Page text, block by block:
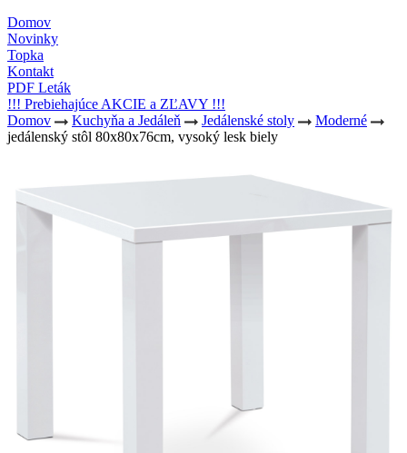
Domov
Novinky
Topka
Kontakt
PDF Leták
!!! Prebiehajúce AKCIE a ZĽAVY !!!
Domov
Kuchyňa a Jedáleň Jedálenské stoly
Moderné
jedálenský stôl 80x80x76cm, vysoký lesk biely